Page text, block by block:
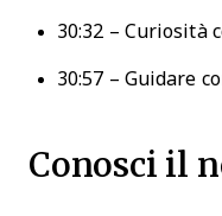
30:32 – Curiosità
30:57 – Guidare
Conosci il